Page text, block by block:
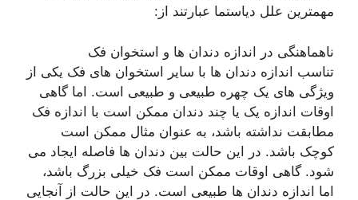
مهمترین علل دیاستما عبارتند از:
ناهماهنگی در اندازه دندان ها و استخوان فک
تناسب اندازه دندان ها با سایر استخوان های فک یکی از
ویژگی های یک چهره طبیعی و طبیعی است. اما گاهی
اوقات اندازه یک یا چند دندان ممکن است با اندازه فک
مطابقت نداشته باشد، به عنوان مثال ممکن است
کوچک باشد. در این حالت بین دندان ها فاصله ایجاد می
شود. گاهی اوقات ممکن است فک خیلی بزرگ باشد،
اما اندازه دندان ها طبیعی است. در این حالت از آنجایی